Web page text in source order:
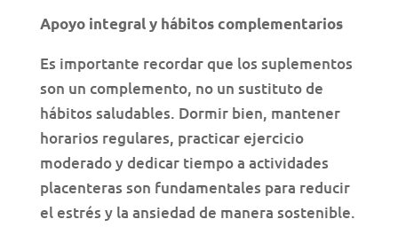
Apoyo integral y hábitos complementarios
Es importante recordar que los suplementos
son un complemento, no un sustituto de
hábitos saludables. Dormir bien, mantener
horarios regulares, practicar ejercicio
moderado y dedicar tiempo a actividades
placenteras son fundamentales para reducir
el estrés y la ansiedad de manera sostenible.